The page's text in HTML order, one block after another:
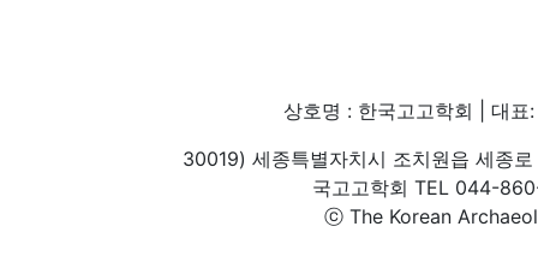
상호명 : 한국고고학회 | 대
30019) 세종특별자치시 조치원읍 세종
국고고학회 TEL 044-
ⓒ The Korean